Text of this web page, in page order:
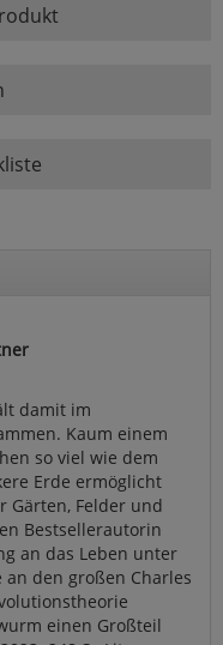
damit im
Kaum einem
so viel wie dem
Erde ermöglicht
Gärten, Felder und
Bestsellerautorin
an das Leben unter
den großen Charles
einen Großteil